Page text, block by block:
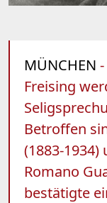
MÜNCHEN
Freising
Betroffen
(1883-
Romano
bestätigte